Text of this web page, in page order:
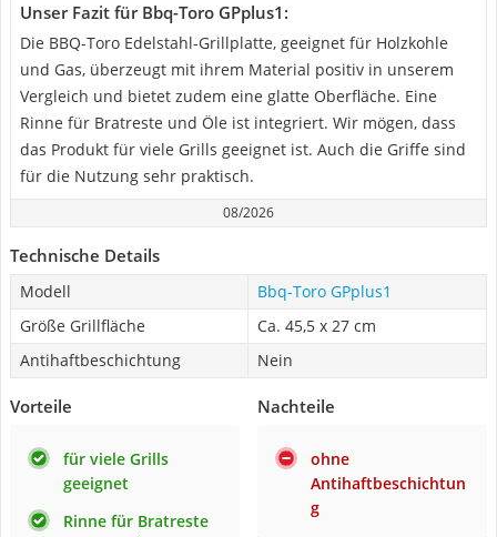
Unser Fazit für Bbq-Toro GPplus1:
Die BBQ-Toro Edelstahl-Grillplatte, geeignet für Holzkohle
und Gas, überzeugt mit ihrem Material positiv in unserem
Vergleich und bietet zudem eine glatte Oberfläche. Eine
Rinne für Bratreste und Öle ist integriert. Wir mögen, dass
das Produkt für viele Grills geeignet ist. Auch die Griffe sind
für die Nutzung sehr praktisch.
08/2026
Technische Details
Modell
Bbq-Toro GPplus1
Größe Grillfläche
Ca. 45,5 x 27 cm
Antihaftbeschichtung
Nein
Vorteile
für viele Grills
geeignet
Rinne für Bratreste
Nachteile
ohne
Antihaftbeschichtun
g